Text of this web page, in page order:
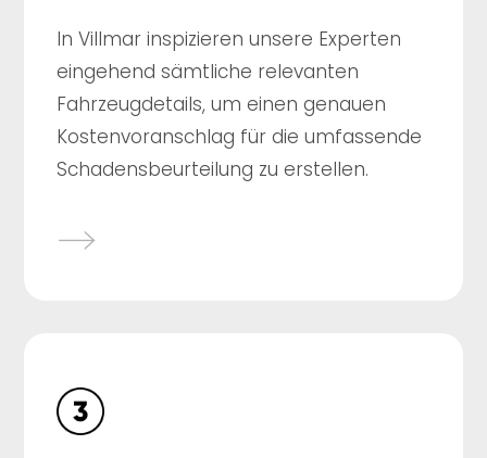
In Villmar inspizieren unsere Experten
eingehend sämtliche relevanten
Fahrzeugdetails, um einen genauen
Kostenvoranschlag für die umfassende
Schadensbeurteilung zu erstellen.